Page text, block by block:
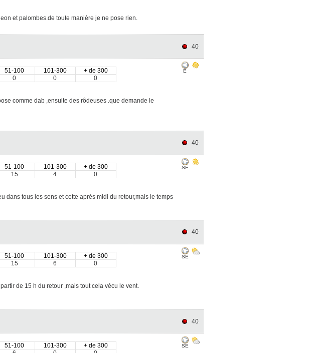
et palombes.de toute manière je ne pose rien.
40
51-100 101-300
+ de 300
0 0
0
comme dab ,ensuite des rôdeuses .que demande le
E
40
51-100 101-300
+ de 300
15 4
0
dans tous les sens et cette après midi du retour,mais le temps
SE
40
51-100 101-300
+ de 300
15 6
0
de 15 h du retour ,mais tout cela vécu le vent.
SE
40
51-100 101-300
+ de 300
SE